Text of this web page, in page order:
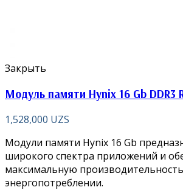
Закрыть
Модуль памяти Hynix 16 Gb DDR3
1,528,000 UZS
Модули памяти Hynix 16 Gb
широкого спектра приложений и
максимальную
энергопотреблении.